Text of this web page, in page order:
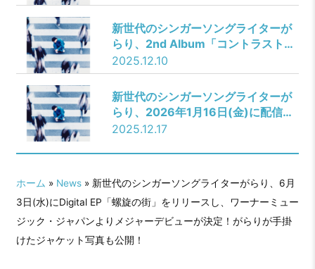
新世代のシンガーソングライターが
らり、2nd Album「コントラスト」
2026年1月16日(金)に配信リリー
ス！収録曲「Question」を12月17
日(水)に先行配信することも決定！
2025.12.10
新世代のシンガーソングライターが
らり、2026年1月16日(金)に配信リ
リースする2nd Album「コントラス
12月17日(水)に先行配信！そして
Videoも公開！
2025.12.17
ホーム » News» 新世代のシンガーソングライターがらり、6月
3日(水)にDigital EP「螺旋の街」をリリースし、ワーナーミュー
ジック・ジャパンよりメジャーデビューが決定！がらりが手掛
けたジャケット写真も公開！